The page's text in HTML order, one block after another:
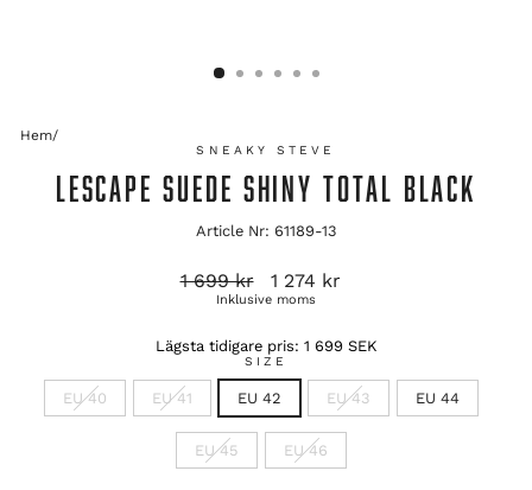
Hem/
SNEAKY STEVE
LESCAPE SUEDE SHINY TOTAL BLACK
Article Nr: 61189-13
Ordinarie
1 699 kr Reapris
1 274 kr
Inklusive moms
Lägsta tidigare pris: 1 699 SEK
SIZE
EU 40 EU 41 EU 42 EU 43 EU 44
EU 45 EU 46